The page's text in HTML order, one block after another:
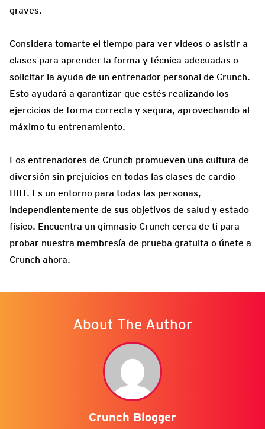
graves.
Considera tomarte el tiempo para ver videos o asistir a
clases para aprender la forma y técnica adecuadas o
solicitar la ayuda de un entrenador personal de Crunch.
Esto ayudará a garantizar que estés realizando los
ejercicios de forma correcta y segura, aprovechando al
máximo tu entrenamiento.
Los entrenadores de Crunch promueven una cultura de
diversión sin prejuicios en todas las clases de cardio
HIIT. Es un entorno para todas las personas,
independientemente de sus objetivos de salud y estado
físico. Encuentra un gimnasio Crunch cerca de ti para
probar nuestra membresía de prueba gratuita o únete a
Crunch ahora.
About The Author
Crunch Blogger